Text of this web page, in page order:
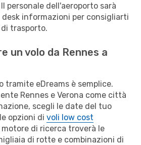
personale dell'aeroporto sarà
desk informazioni per consigliarti
trasporto.
un volo da Rennes a
tramite eDreams è semplice.
Rennes e Verona come città
scegli le date del tuo
opzioni di voli low cost
di ricerca troverà le
di rotte e combinazioni di